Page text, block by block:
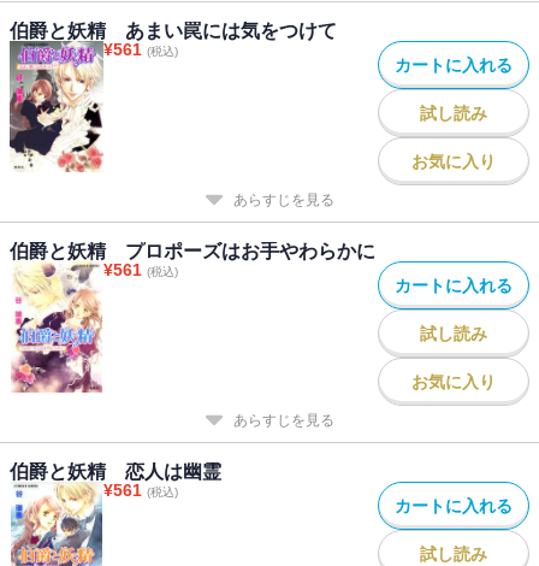
伯爵と妖精 あまい罠には気をつけて
¥561 (税込)
カートに入れる
試し読み
お気に入り
あらすじを見る
伯爵と妖精 プロポーズはお手やわらかに
¥561 (税込)
カートに入れる
試し読み
お気に入り
あらすじを見る
伯爵と妖精 恋人は幽霊
¥561 (税込)
カートに入れる
試し読み